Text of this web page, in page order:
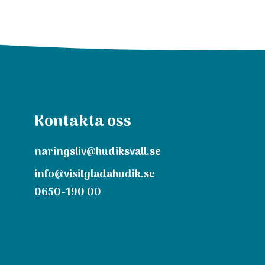
Kontakta oss
naringsliv@hudiksvall.se
info@visitgladahudik.se
0650-190 00